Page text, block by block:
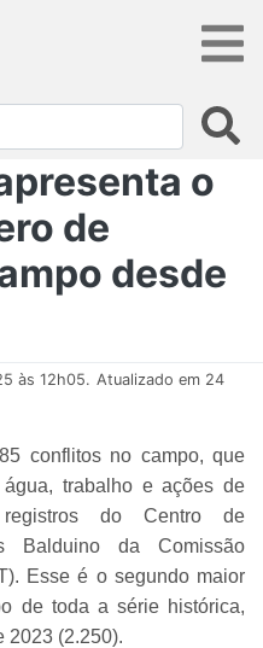
o
de
desde
às 12h05. Atualizado em 24
conflitos no campo, que
trabalho e ações de
do Centro de
Balduino da Comissão
Esse é o segundo maior
de toda a série histórica,
2023 (2.250).